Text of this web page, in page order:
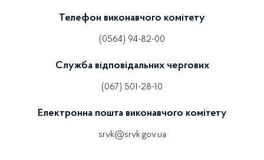
Телефон виконавчого комітету
(0564) 94-82-00
Служба відповідальних чергових
(067) 501-28-10
Електронна пошта виконавчого комітету
srvk@srvk.gov.ua